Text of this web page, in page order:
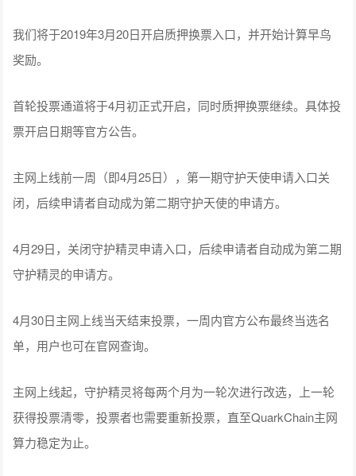
我们将于2019年3月20日开启质押换票入口，并开始计算早鸟
奖励。
首轮投票通道将于4月初正式开启，同时质押换票继续。具体投
票开启日期等官方公告。
主网上线前一周（即4月25日），第一期守护天使申请入口关
闭，后续申请者自动成为第二期守护天使的申请方。
4月29日，关闭守护精灵申请入口，后续申请者自动成为第二期
守护精灵的申请方。
4月30日主网上线当天结束投票，一周内官方公布最终当选名
单，用户也可在官网查询。
主网上线起，守护精灵将每两个月为一轮次进行改选，上一轮
获得投票清零，投票者也需要重新投票，直至QuarkChain主网
算力稳定为止。